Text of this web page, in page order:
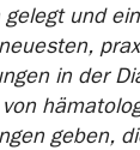
und
in der
von
geben,